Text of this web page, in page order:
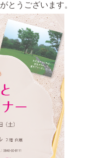
とうございます。